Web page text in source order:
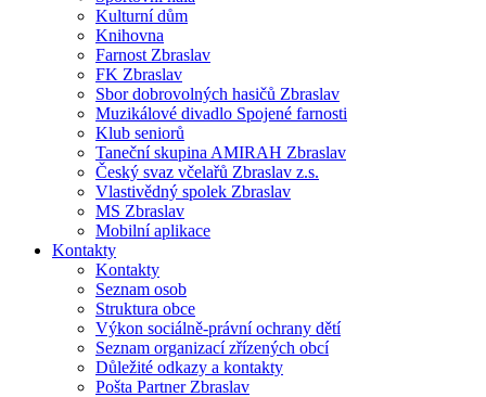
Kulturní dům
Knihovna
Farnost Zbraslav
FK Zbraslav
Sbor dobrovolných hasičů Zbraslav
Muzikálové divadlo Spojené farnosti
Klub seniorů
Taneční skupina AMIRAH Zbraslav
Český svaz včelařů Zbraslav z.s.
Vlastivědný spolek Zbraslav
MS Zbraslav
Mobilní aplikace
Kontakty
Kontakty
Seznam osob
Struktura obce
Výkon sociálně-právní ochrany dětí
Seznam organizací zřízených obcí
Důležité odkazy a kontakty
Pošta Partner Zbraslav